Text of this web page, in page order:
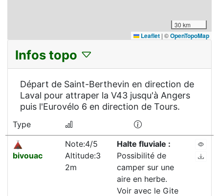
30 km
Leaflet | ©OpenTopoMap
Infos topo
Départ de Saint-Berthevin en direction de
Laval pour attraper la V43 jusqu'à Angers
puis l'Eurovélo 6 en direction de Tours.
Type
bivouac
Note:4/5
Altitude:3
2m
Halte fluviale :
Possibilité de
camper sur une
aire en herbe.
Voir avec le Gite